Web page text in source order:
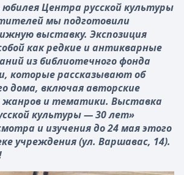
Центра русской культуры
мы подготовили
выставку. Экспозиция
как редкие и антикварные
из библиотечного фонда
которые рассказывают об
дома, включая авторские
жанров и тематики. Выставка
культуры — 30 лет»
и изучения до 24 мая этого
учреждения (ул. Варшавас, 14).